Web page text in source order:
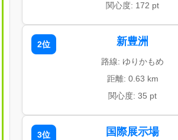
関心度: 172 pt
2位 新豊洲
路線: ゆりかもめ
距離: 0.63 km
関心度: 35 pt
3位 国際展示場